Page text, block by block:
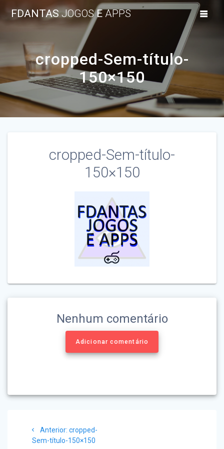
Skip
to
FDANTASJOGOSEAPPS
cropped-Sem-título-
150×150
cropped-Sem-título-
150×150
Nenhum comentário
Adicionar comentário
Anterior: Post
anterior:
cropped-
Sem-título-150×150